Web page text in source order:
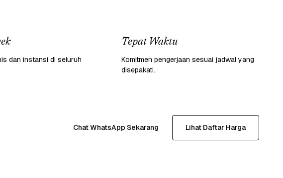
dan instansi di seluruh
Tepat Waktu
Komitmen pengerjaan sesuai jadwal yang
disepakati.
Chat WhatsApp Sekarang Lihat Daftar Harga